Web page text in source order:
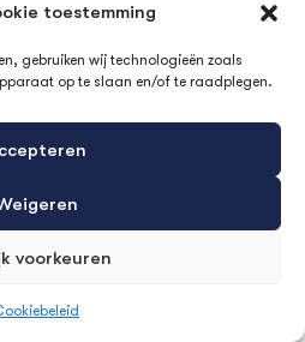
toestemming
gebruiken wij technologieën zoals
op te slaan en/of te raadplegen.
voorkeuren